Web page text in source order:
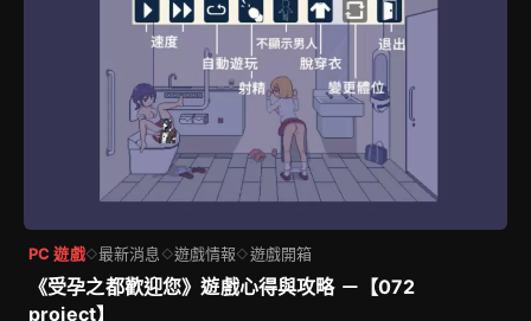
PC 遊戲◇最新消息 ◇遊戲情報◇遊戲開箱
《受孕之都歡迎您》遊戲心得與攻略 －【072
project】